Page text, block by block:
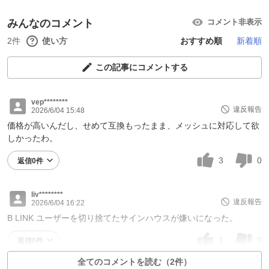
みんなのコメント コメント非表示
2件 使い方 おすすめ順 新着順
この記事にコメントする
vep********
2026/6/04 15:48
違反報告
価格が高いんだし、せめて互換もったまま、メッシュに対応して欲
しかったわ。
返信0件 3 0
liv********
2026/6/04 16:22
違反報告
B LINK ユーザーを切り捨てたサインハウスが嫌いになった。
返信0件
全てのコメントを読む（2件）